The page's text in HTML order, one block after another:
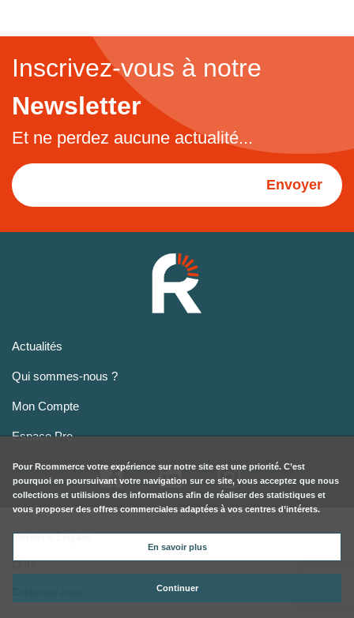
Inscrivez-vous à notre
Newsletter
Et ne perdez aucune actualité...
Envoyer
Actualités
Qui sommes-nous ?
Mon Compte
Espace Pro
Mentions Légales
CGU
Pour Rcommerce votre expérience sur notre site est une priorité. C’est
pourquoi en poursuivant votre navigation sur ce site, vous acceptez que nous
collections et utilisions des informations afin de réaliser des statistiques et
vous proposer des offres commerciales adaptées à vos centres d’intérets.
En savoir plus
Continuer